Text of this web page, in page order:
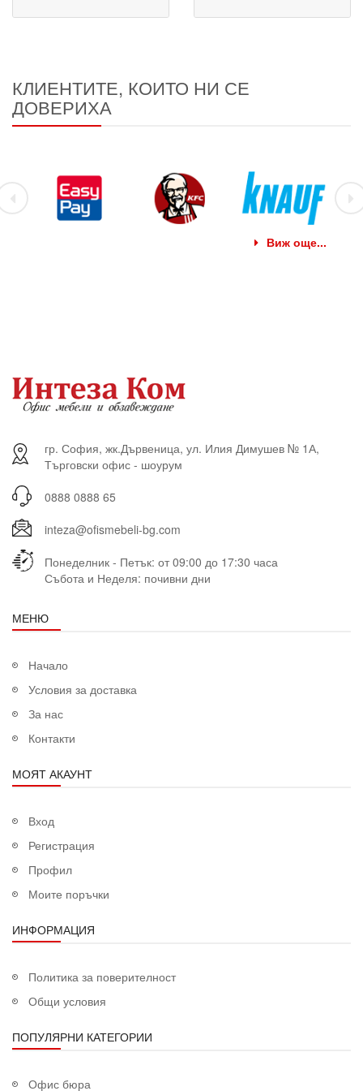
КЛИЕНТИТЕ, КОИТО НИ СЕ
ДОВЕРИХА
Виж още...
гр. София, жк.Дървеница, ул. Илия Димушев № 1А,
Търговски офис - шоурум
0888 0888 65
inteza@ofismebeli-bg.com
Понеделник - Петък: от 09:00 до 17:30 часа
Събота и Неделя: почивни дни
МЕНЮ
Начало
Условия за доставка
За нас
Контакти
МОЯТ АКАУНТ
Вход
Регистрация
Профил
Моите поръчки
ИНФОРМАЦИЯ
Политика за поверителност
Общи условия
ПОПУЛЯРНИ КАТЕГОРИИ
Офис бюра